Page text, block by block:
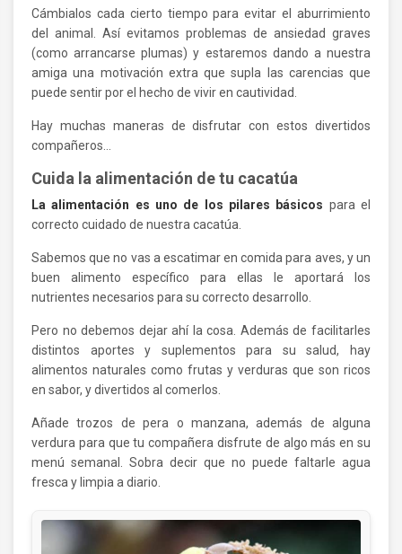
Cámbialos cada cierto tiempo para evitar el aburrimiento
del animal. Así evitamos problemas de ansiedad graves
(como arrancarse plumas) y estaremos dando a nuestra
amiga una motivación extra que supla las carencias que
puede sentir por el hecho de vivir en cautividad.
Hay muchas maneras de disfrutar con estos divertidos
compañeros…
Cuida la alimentación de tu cacatúa
La alimentación es uno de los pilares básicos para el
correcto cuidado de nuestra cacatúa.
Sabemos que no vas a escatimar en comida para aves, y un
buen alimento específico para ellas le aportará los
nutrientes necesarios para su correcto desarrollo.
Pero no debemos dejar ahí la cosa. Además de facilitarles
distintos aportes y suplementos para su salud, hay
alimentos naturales como frutas y verduras que son ricos
en sabor, y divertidos al comerlos.
Añade trozos de pera o manzana, además de alguna
verdura para que tu compañera disfrute de algo más en su
menú semanal. Sobra decir que no puede faltarle agua
fresca y limpia a diario.